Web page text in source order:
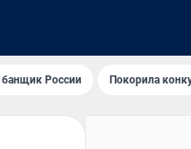
России Покорила